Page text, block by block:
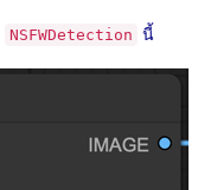
NSFWDetection นี้